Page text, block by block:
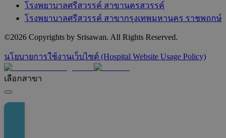
โรงพยาบาลศรีสวรรค์ สาขานครสวรรค์
โรงพยาบาลศรีสวรรค์ สาขากรุงเทพมหานคร ราชพฤกษ์
©2026 Copyrights by Srisawan. All Rights Reserved.
นโยบายการใช้งานเว็บไซต์ (Hospital Website Usage Policy)
เลือกสาขา